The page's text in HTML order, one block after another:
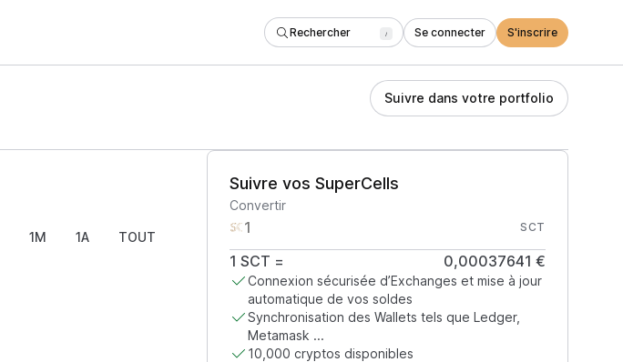
Rechercher / Se connecter S'inscrire
Suivre dans votre portfolio
1M 1A TOUT
Suivre vos SuperCells
Convertir
SCT
1 SCT = 0,00037641 €
Connexion sécurisée d’Exchanges et mise à jour
automatique de vos soldes
Synchronisation des Wallets tels que Ledger,
Metamask ...
10,000 cryptos disponibles